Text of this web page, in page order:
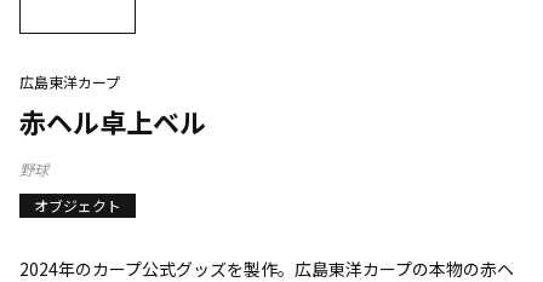
広島東洋カープ
赤ヘル卓上ベル
野球
オブジェクト
2024年のカープ公式グッズを製作。広島東洋カープの本物の赤ヘ